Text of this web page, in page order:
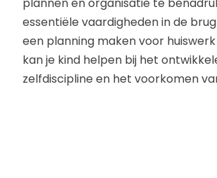
plannen en organisatie te
essentiële vaardigheden in de
een planning maken voor
kan je kind helpen bij het
zelfdiscipline en het voorkomen